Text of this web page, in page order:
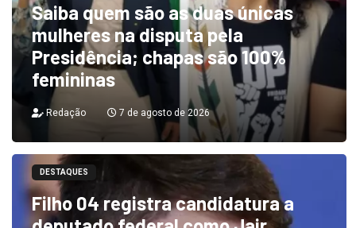
Saiba quem são as duas únicas
mulheres na disputa pela
Presidência; chapas são 100%
femininas
Redação 7 de agosto de 2026
DESTAQUES
Filho 04 registra candidatura a